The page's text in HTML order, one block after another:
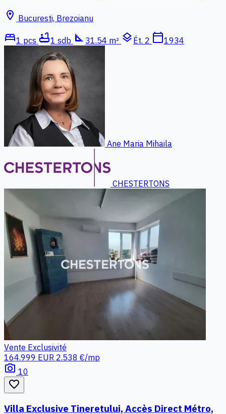
location_on Bucuresti, Brezoianu
bed1 pcs bathtub1 sdb square_foot 31.54 m² layers Ét. 2 calendar_today1934
Ane Maria Mihaila
CHESTERTONS
Vente Exclusivité
164.999 EUR 2.538 €/mp
photo_camera 10
favorite_border
Villa Exclusive Tineretului, Accès Direct Métro,